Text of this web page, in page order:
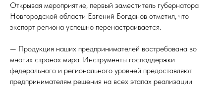
Открывая мероприятие, первый заместитель губернатора
Новгородской области Евгений Богданов отметил, что
экспорт региона успешно перенастраивается.
— Продукция наших предпринимателей востребована во
многих странах мира. Инструменты господдержки
федерального и регионального уровней предоставляют
предпринимателям решения на всех этапах реализации